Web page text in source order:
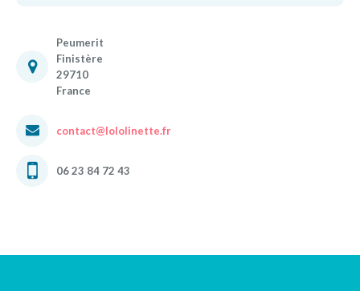
Peumerit
Finistère
29710
France
contact@lololinette.fr
06 23 84 72 43